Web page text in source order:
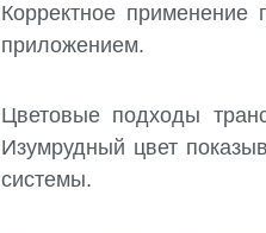
Корректное применение
приложением.
Цветовые подходы
Изумрудный цвет
системы.